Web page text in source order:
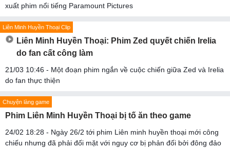
xuất phim nổi tiếng Paramount Pictures
Liên Minh Huyền Thoại Clip
Liên Minh Huyền Thoại: Phim Zed quyết chiến Irelia
do fan cất công làm
21/03 10:46 - Một đoạn phim ngắn về cuộc chiến giữa Zed và Irelia
do fan thực thiện
Chuyện làng game
Phim Liên Minh Huyền Thoại bị tố ăn theo game
24/02 18:28 - Ngày 26/2 tới phim Liên minh huyền thoại mới công
chiếu nhưng đã phải đối mặt với nguy cơ bị phản đối bởi đông đảo